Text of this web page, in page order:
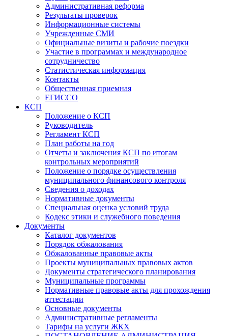
Административная реформа
Результаты проверок
Информационные системы
Учрежденные СМИ
Официальные визиты и рабочие поездки
Участие в программах и международное
сотрудничество
Статистическая информация
Контакты
Общественная приемная
ЕГИССО
КСП
Положение о КСП
Руководитель
Регламент КСП
План работы на год
Отчеты и заключения КСП по итогам
контрольных мероприятий
Положение о порядке осуществления
муниципального финансового контроля
Сведения о доходах
Нормативные документы
Специальная оценка условий труда
Кодекс этики и служебного поведения
Документы
Каталог документов
Порядок обжалования
Обжалованные правовые акты
Проекты муниципальных правовых актов
Документы стратегического планирования
Муниципальные программы
Нормативные правовые акты для прохождения
аттестации
Основные документы
Административные регламенты
Тарифы на услуги ЖКХ